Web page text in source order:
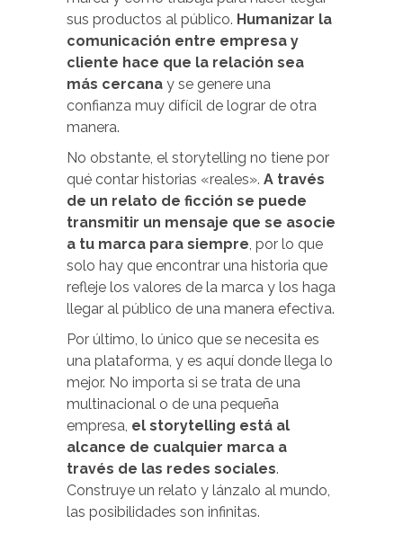
sus productos al público. Humanizar la
comunicación entre empresa y
cliente hace que la relación sea
más cercana y se genere una
confianza muy difícil de lograr de otra
manera.
No obstante, el storytelling no tiene por
qué contar historias «reales». A través
de un relato de ficción se puede
transmitir un mensaje que se asocie
a tu marca para siempre, por lo que
solo hay que encontrar una historia que
refleje los valores de la marca y los haga
llegar al público de una manera efectiva.
Por último, lo único que se necesita es
una plataforma, y es aquí donde llega lo
mejor. No importa si se trata de una
multinacional o de una pequeña
empresa, el storytelling está al
alcance de cualquier marca a
través de las redes sociales.
Construye un relato y lánzalo al mundo,
las posibilidades son infinitas.